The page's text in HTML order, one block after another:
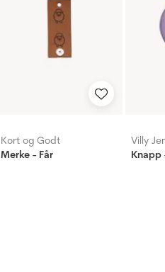
Kort og Godt
Merke - Får
Villy
Knapp